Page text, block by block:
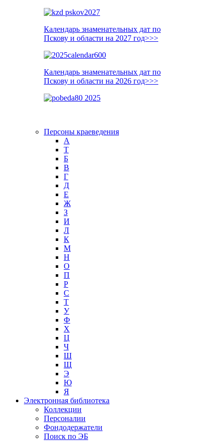
Календарь знаменательных дат по
Пскову и области на 2027 год>>>
Календарь знаменательных дат по
Пскову и области на 2026 год>>>
Персоны краеведения
А
T
Б
В
Г
Д
Е
Ж
З
И
Л
К
М
Н
О
П
Р
С
Т
У
Ф
Х
Ц
Ч
Ш
Щ
Э
Ю
Я
Электронная библиотека
Коллекции
Персоналии
Фондодержатели
Поиск по ЭБ